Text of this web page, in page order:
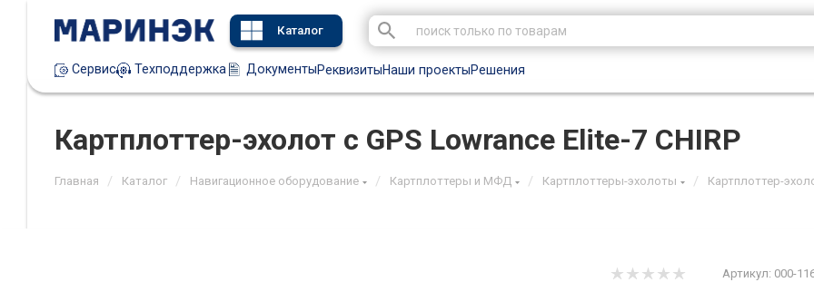
Каталог
Сервис Техподдержка ДокументыРеквизитыНаши проектыРешения
Картплоттер-эхолот с GPS Lowrance Elite-7 CHIRP
Главная / Каталог / Навигационное оборудование / Картплоттеры и МФД / Картплоттеры-эхолоты / Картплоттер-
Артикул: 000-